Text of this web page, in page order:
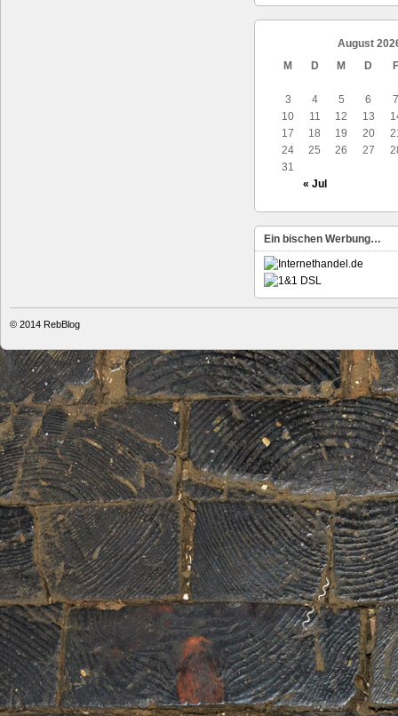
August
M
D M D F
« Jul
3 4 5 6
7
10
11 12 13
17
18 19 20
24
25 26 27
31
Ein bischen Werbung…
© 2014 RebBlog